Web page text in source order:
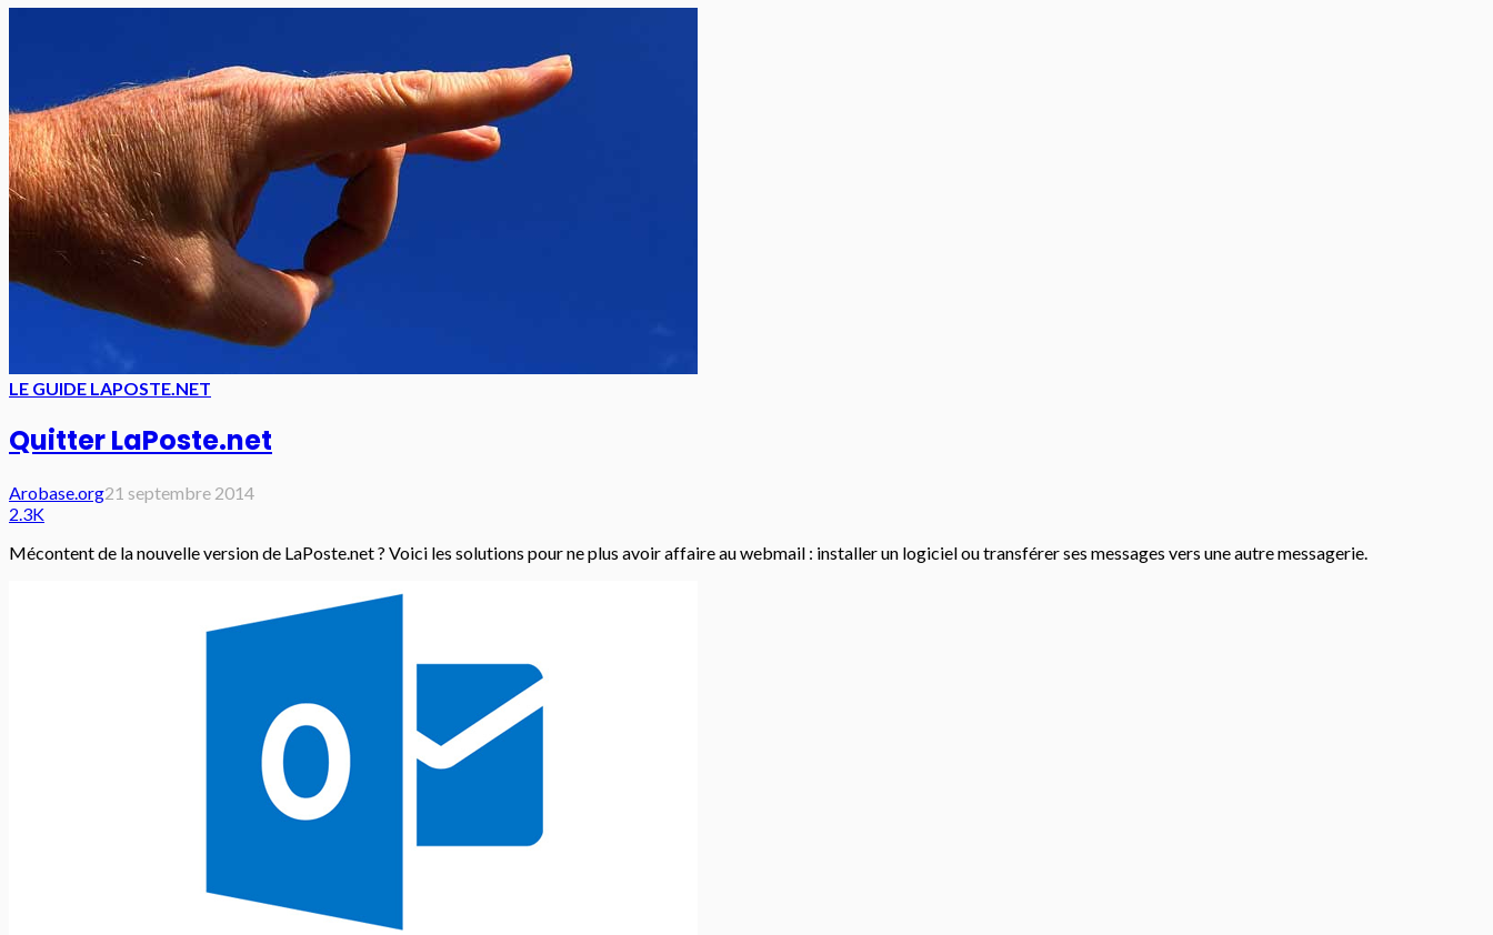
LE GUIDE LAPOSTE.NET
Quitter LaPoste.net
Arobase.org21 septembre 2014
2.3K
Mécontent de la nouvelle version de LaPoste.net ? Voici les solutions pour ne plus avoir affaire au webmail : installer un logiciel ou transférer ses messages vers une autre messagerie.